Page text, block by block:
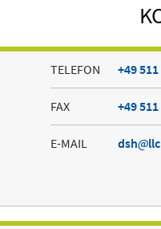
TELEFON +49
FAX +49
E-MAIL dsh